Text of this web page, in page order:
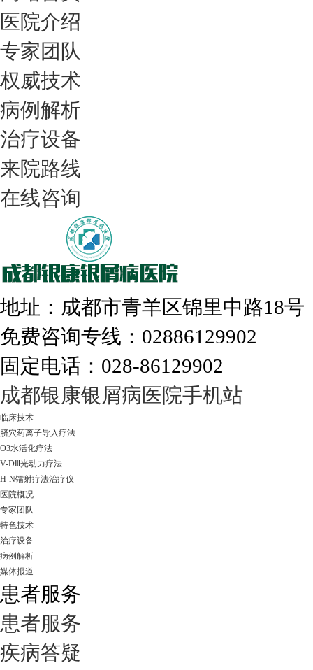
我们只治银屑病，我们在成都坐诊
308nm激光：银屑病治疗更高效
走进成都：满足您的治愈需求
医院介绍
专家团队
权威技术
病例解析
治疗设备
来院路线
在线咨询
地址：成都市青羊区锦里中路18
免费咨询专线：02886129902
固定电话：028-86129902
成都银康银屑病医院手机站
临床技术
脐穴药离子导入疗法
O3水活化疗法
V-DⅢ光动力疗法
H-N镭射疗法治疗仪
医院概况
专家团队
特色技术
治疗设备
病例解析
媒体报道
患者服务
患者服务
疾病答疑